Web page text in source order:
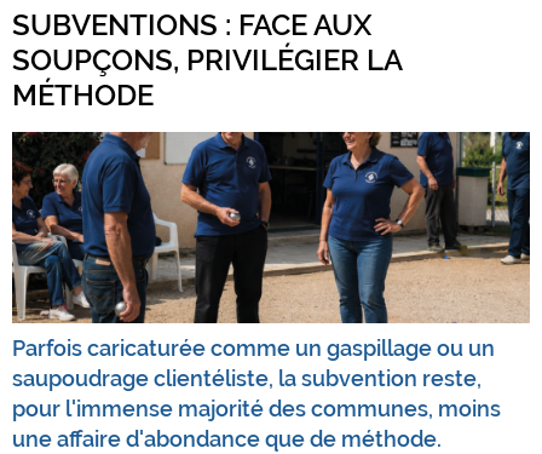
SUBVENTIONS : FACE AUX
SOUPÇONS, PRIVILÉGIER LA
MÉTHODE
Parfois caricaturée comme un gaspillage ou un
saupoudrage clientéliste, la subvention reste,
pour l'immense majorité des communes, moins
une affaire d'abondance que de méthode.